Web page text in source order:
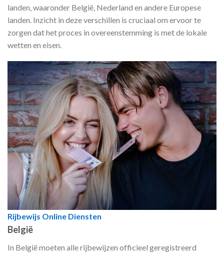
landen, waaronder België, Nederland en andere Europese
landen. Inzicht in deze verschillen is cruciaal om ervoor te
zorgen dat het proces in overeenstemming is met de lokale
wetten en eisen.
Rijbewijs Online Diensten
België
In België moeten alle rijbewijzen officieel geregistreerd